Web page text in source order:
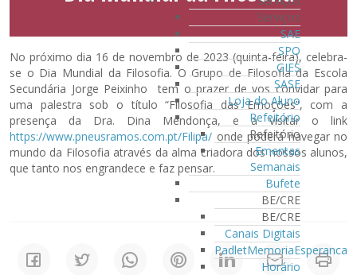
Serviços
SAE
SPO
GIES
SASE
Loja do Aluno
Refeitório
Refeitório
Ementas
Semanais
Bufete
BE/CRE
BE/CRE
Canais Digitais
PadletMemoriaEsperanca
Horário
No próximo dia 16 de novembro de 2023 (quinta-feira), celebra-
se o Dia Mundial da Filosofia. O Grupo de Filosofia da Escola
Secundária Jorge Peixinho tem o prazer de vos convidar para
uma palestra sob o título “Filosofia das Emoções”, com a
presença da Dra. Dina Mendonça, e a visitar o link
https://www.pneusramos.com.pt/Filipa/ onde poderá navegar no
mundo da Filosofia através da alma criadora dos nossos alunos,
que tanto nos engrandece e faz pensar.